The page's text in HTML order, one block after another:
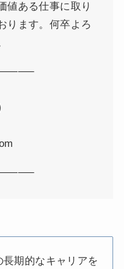
値ある仕事に取り
ります。何卒よろ
期的なキャリアを